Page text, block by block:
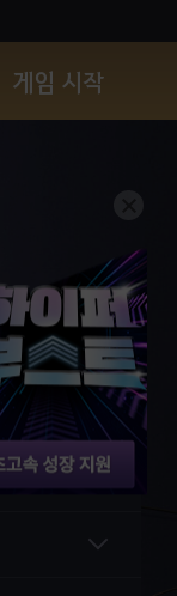
게임 시작
바실리스크 수호자, 가이핀라시아 도살자